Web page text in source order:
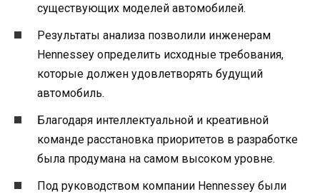
существующих моделей автомобилей.
Результаты анализа позволили инженерам
Hennessey определить исходные требования,
которые должен удовлетворять будущий
автомобиль.
Благодаря интеллектуальной и креативной
команде расстановка приоритетов в разработке
была продумана на самом высоком уровне.
Под руководством компании Hennessey были